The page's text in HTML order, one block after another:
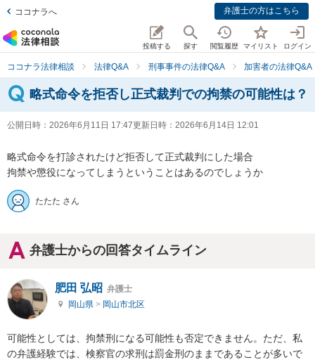
ココナラへ 弁護士の方はこちら
投稿する 探す 閲覧履歴 マイリスト ログイン
ココナラ法律相談 法律Q&A 刑事事件の法律Q&A 加害者の法律Q&A
略式命令を拒否し正式裁判での拘禁の可能性は？
公開日時： 2026年6月11日 17:47更新日時： 2026年6月14日 12:01
略式命令を打診されたけど拒否して正式裁判にした場合
拘禁や懲役になってしまうということはあるのでしょうか
たたた さん
弁護士からの回答タイムライン
肥田 弘昭 弁護士
岡山県 > 岡山市北区
可能性としては、拘禁刑になる可能性も否定できません。ただ、私
の弁護経験では、検察官の求刑は罰金刑のままであることが多いで